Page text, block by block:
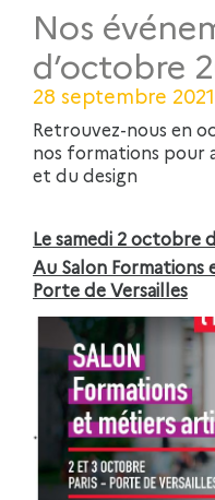
Nos
d’octobre
28 septembre 2021
Retrouvez-nous en
nos formations pour
et du design
Le samedi 2 octobre
Au Salon Formations
Porte de Versailles